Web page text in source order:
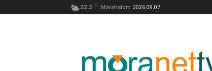
22.2 C Mórahalom 2026.08.07.